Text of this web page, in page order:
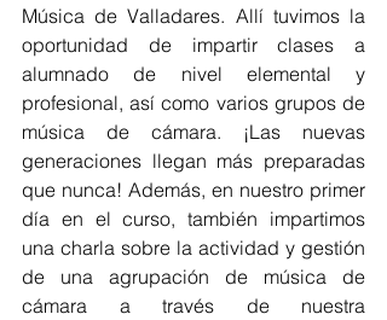
Música de Valladares. Allí tuvimos la
oportunidad de impartir clases a
alumnado de nivel elemental y
profesional, así como varios grupos de
música de cámara. ¡Las nuevas
generaciones llegan más preparadas
que nunca! Además, en nuestro primer
día en el curso, también impartimos
una charla sobre la actividad y gestión
de una agrupación de música de
cámara a través de nuestra